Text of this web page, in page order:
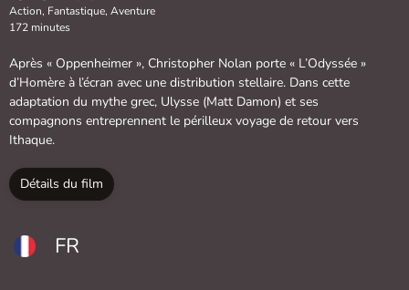
Action, Fantastique, Aventure
172 minutes
Après « Oppenheimer », Christopher Nolan porte « L’Odyssée »
d’Homère à l’écran avec une distribution stellaire. Dans cette
adaptation du mythe grec, Ulysse (Matt Damon) et ses
compagnons entreprennent le périlleux voyage de retour vers
Ithaque.
Détails du film
FR